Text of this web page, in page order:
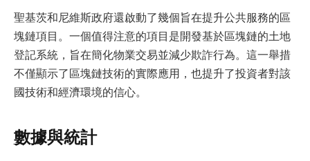
聖基茨和尼維斯政府還啟動了幾個旨在提升公共服務的區
塊鏈項目。一個值得注意的項目是開發基於區塊鏈的土地
登記系統，旨在簡化物業交易並減少欺詐行為。這一舉措
不僅顯示了區塊鏈技術的實際應用，也提升了投資者對該
國技術和經濟環境的信心。
數據與統計